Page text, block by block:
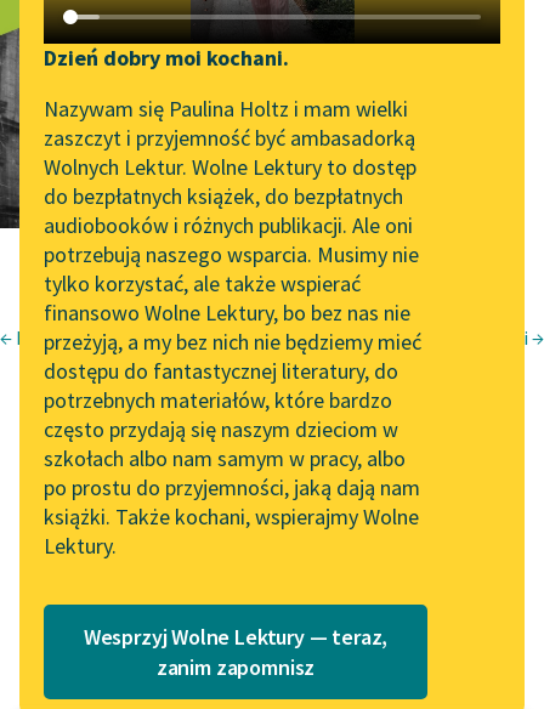
Katalog DAISY
Podkasty o książkach
Zgłoś brak utworu
Aktualności
„Prokurator Alicja Horn”
do słuchania
Byliśmy częścią AI Impact
Lab
Zapraszamy na spotkanie
online z tłumaczkami
literatury skandynawskiej
Spotkanie z Katarzyną
Tunkiel w Oslo
102. lata temu zmarł
Joseph Conrad
Lektury szkolne i klasyka
literatury do słuchania dla
Narzędzia
Mapa Wolnych Lektur
Leśmianator
Przewodnik dla piszących i
czytających
API
OAI-PMH
Widget Wolnych Lektur
Przypisy
Katalog w formacie PDF
Dzień dobry moi kochani.
Nazywam się Paulina Holtz i mam wielki
zaszczyt i przyjemność być ambasadorką
Wolnych Lektur. Wolne Lektury to dostęp
do bezpłatnych książek, do bezpłatnych
audiobooków i różnych publikacji. Ale oni
potrzebują naszego wsparcia. Musimy nie
tylko korzystać, ale także wspierać
finansowo Wolne Lektury, bo bez nas nie
przeżyją, a my bez nich nie będziemy mieć
dostępu do fantastycznej literatury, do
potrzebnych materiałów, które bardzo
często przydają się naszym dzieciom w
szkołach albo nam samym w pracy, albo
po prostu do przyjemności, jaką dają nam
książki. Także kochani, wspierajmy Wolne
Lektury.
Wesprzyj Wolne Lektury — teraz,
zanim zapomnisz
fuscum
Chore myśli →
← Piosenka wprost na przełaj
Krzysztof Kamil Baczyński
Ad Aristum
Fuscum
(tłumaczenie) Horatius : Ody